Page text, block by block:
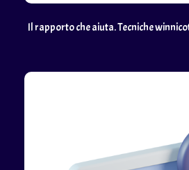
Il rapporto che aiuta. Tecniche